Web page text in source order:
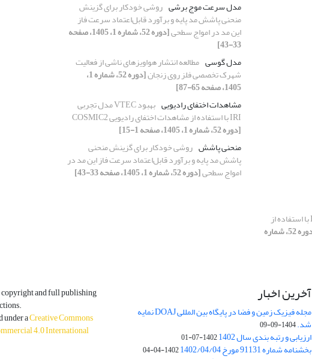
مدل سرعت موج برشی روشی خودکار برای گزینش
منحنی‌ پاشش مد پایه و برآورد قابل‌اعتماد سرعت فاز
این مد در امواج سطحی [دوره 52، شماره 1، 1405، صفحه
33-43]
مدل گوسی مطالعه انتشار هواویزهای ناشی از فعالیت
شهرک تخصصی فلز روی زنجان [دوره 52، شماره 1،
1405، صفحه 65-87]
مشاهدات اختفای رادیویی
بهبود VTEC مدل تجربی
IRI با استفاده از مشاهدات اختفای رادیویی COSMIC2
[دوره 52، شماره 1، 1405، صفحه 1-15]
منحنی پاشش روشی خودکار برای گزینش منحنی‌
پاشش مد پایه و برآورد قابل‌اعتماد سرعت فاز این مد در
امواج سطحی[دوره 52، شماره 1، 1405، صفحه 33-43]
بهبود VTEC مدل تجربی IRI با استفاده از
[دوره 52، شماره
آخرین اخبار
مجله فیزیک زمین و فضا در پایگاه بین المللی DOAJ نمایه
شد.1404-09-09
ارزیابی و رتبه بندی سال 1402 1402-07-01
بخشنامه شماره 91131 مورخ 1402/04/04 1402-04-04
and full publishing
under aCreative Commons
4.0 International